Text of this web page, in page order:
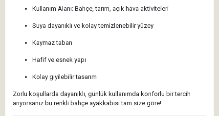
Kullanım Alanı: Bahçe, tarım, açık hava aktiviteleri
Suya dayanıklı ve kolay temizlenebilir yüzey
Kaymaz taban
Hafif ve esnek yapı
Kolay giyilebilir tasarım
Zorlu koşullarda dayanıklı, günlük kullanımda konforlu bir tercih
arıyorsanız bu renkli bahçe ayakkabısı tam size göre!